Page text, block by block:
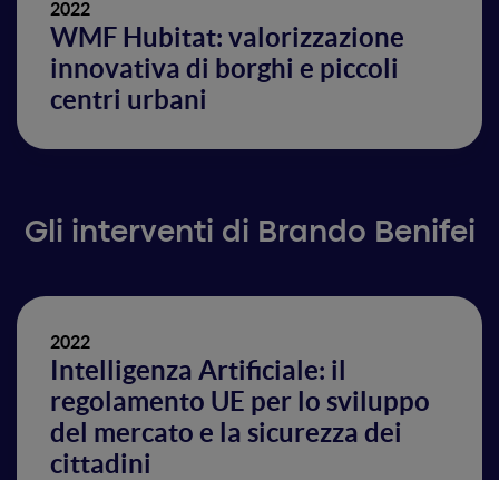
2022
WMF Hubitat: valorizzazione
innovativa di borghi e piccoli
centri urbani
Gli interventi di Brando Benifei
2022
Intelligenza Artificiale: il
regolamento UE per lo sviluppo
del mercato e la sicurezza dei
cittadini